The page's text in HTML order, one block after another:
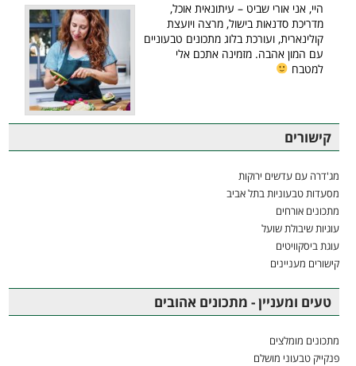
היי, אני אורי שביט – עיתונאית אוכל,
מדריכת סדנאות בישול, מרצה ויועצת
קולינארית, ועורכת בלוג מתכונים טבעוניים
עם המון אהבה. מזמינה אתכם אלי
למטבח
קישורים
מג'דרה עם עדשים ירוקות
מסעדות טבעוניות בתל אביב
מתכונים אורחים
עוגיות שיבולת שועל
עוגת ביסקוויטים
קישורים מעניינים
טעים ומעניין - מתכונים אהובים
מתכונים מומלצים
פנקייק טבעוני מושלם